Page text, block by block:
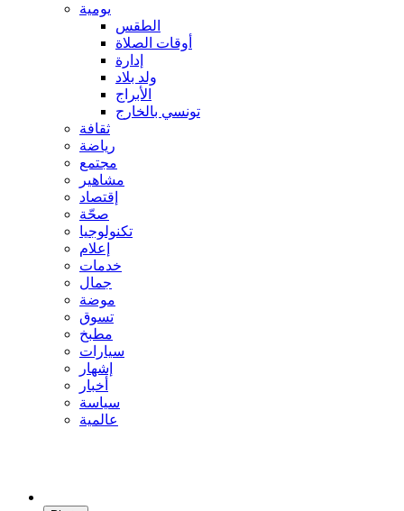
يومية
الطقس
أوقات الصلاة
إدارة
ولد بلاد
الأبراج
تونسي بالخارج
ثقافة
رياضة
مجتمع
مشاهير
إقتصاد
صحّة
تكنولوجيا
إعلام
خدمات
جمال
موضة
تسوق
مطبخ
سيارات
إشهار
أخبار
سياسة
عالمية